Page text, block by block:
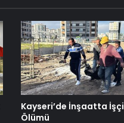
Kayseri’de İnşaatta İşçi
Ölümü